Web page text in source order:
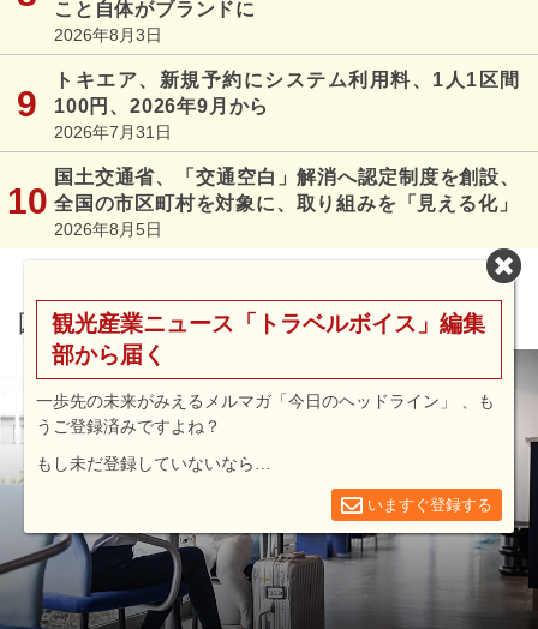
こと自体がブランドに
2026年8月3日
トキエア、新規予約にシステム利用料、1人1区間
100円、2026年9月から
2026年7月31日
国土交通省、「交通空白」解消へ認定制度を創設、
全国の市区町村を対象に、取り組みを「見える化」
2026年8月5日
図解シリーズ
観光産業ニュース「トラベルボイス」編集
部から届く
一歩先の未来がみえるメルマガ「今日のヘッドライン」 、も
うご登録済みですよね？
もし未だ登録していないなら…
いますぐ登録する